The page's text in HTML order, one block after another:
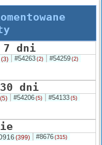
7 dni
(3) #54263(2) #54259(2)
dni
(5) #54206(5) #54133(5)
(399) #8676(315)